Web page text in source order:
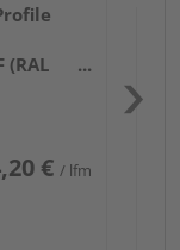
(RAL
€ / lfm